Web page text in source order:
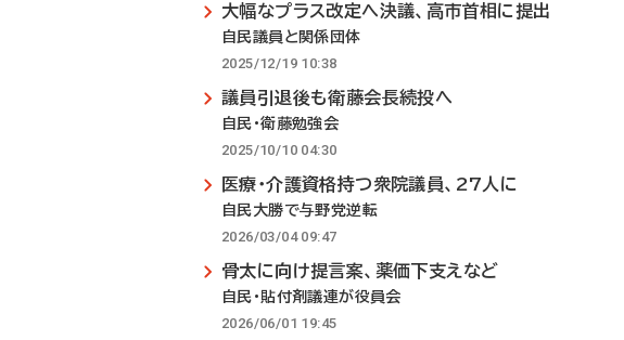
大幅なプラス改定へ決議、高市首相に提出
自民議員と関係団体
2025/12/19 10:38
議員引退後も衛藤会長続投へ
自民・衛藤勉強会
2025/10/10 04:30
医療・介護資格持つ衆院議員、27人に
自民大勝で与野党逆転
2026/03/04 09:47
骨太に向け提言案、薬価下支えなど
自民・貼付剤議連が役員会
2026/06/01 19:45